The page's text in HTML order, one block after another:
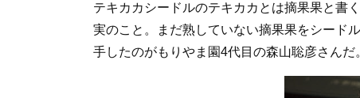
テキカカシードルのテキカカとは摘果果と書
実のこと。まだ熟していない摘果果をシード
手したのがもりやま園4代目の森山聡彦さんだ